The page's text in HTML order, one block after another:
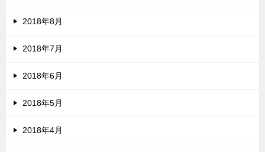
2018年8月
2018年7月
2018年6月
2018年5月
2018年4月